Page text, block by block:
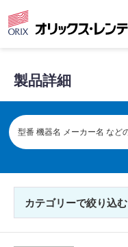
製品詳細
カテゴリーで絞り込む